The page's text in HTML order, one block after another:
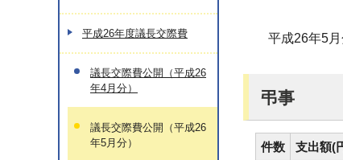
平成26年5月
弔事
件数
支出額(
平成26年度議長交際費
議長交際費公開（平成26
年4月分）
議長交際費公開（平成26
年5月分）